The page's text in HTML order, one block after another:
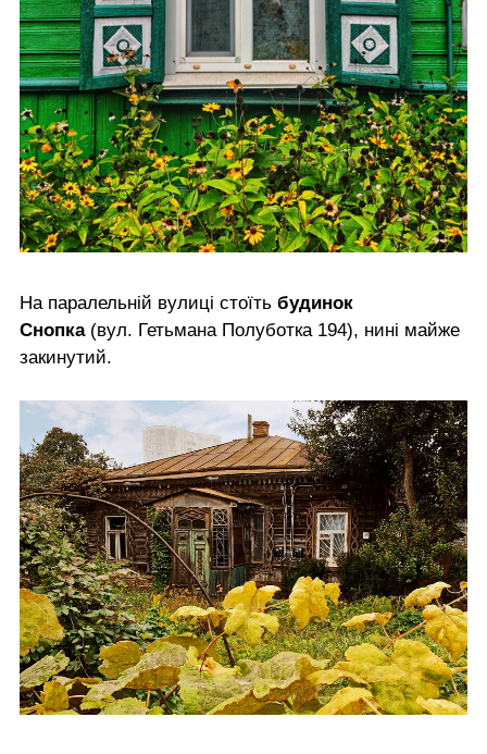
На паралельній вулиці стоїть будинок
Снопка(вул. Гетьмана Полуботка 194), нині майже
закинутий.